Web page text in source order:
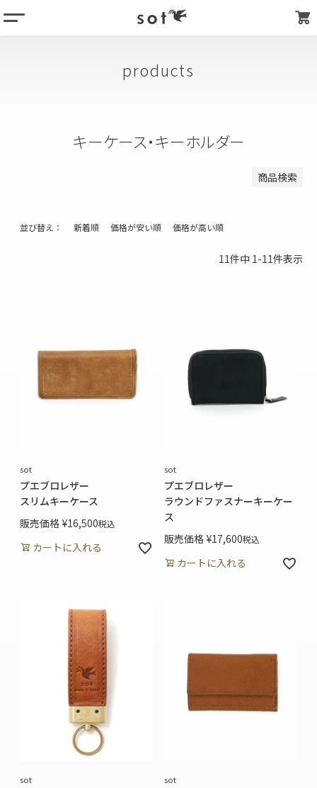
products
products
キーケース・キーホルダー
商品検索
検索
並び替え 新着順 価格が安い順 価格が高い順
11件中 1-11件表示
sot
プエブロレザー
スリムキーケース
販売価格 ¥16,500税込
カートに入れる
sot
プエブロレザー
ラウンドファスナーキーケー
ス
販売価格 ¥17,600税込
カートに入れる
sot sot